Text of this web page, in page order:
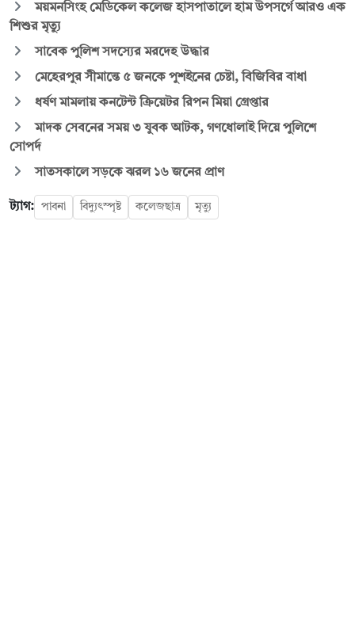
ময়মনসিংহ মেডিকেল কলেজ হাসপাতালে হাম উপসর্গে আরও এক
শিশুর মৃত্যু
সাবেক পুলিশ সদস্যের মরদেহ উদ্ধার
মেহেরপুর সীমান্তে ৫ জনকে পুশইনের চেষ্টা, বিজিবির বাধা
ধর্ষণ মামলায় কনটেন্ট ক্রিয়েটর রিপন মিয়া গ্রেপ্তার
মাদক সেবনের সময় ৩ যুবক আটক, গণধোলাই দিয়ে পুলিশে
সোপর্দ
সাতসকালে সড়কে ঝরল ১৬ জনের প্রাণ
ট্যাগ: পাবনা বিদ্যুৎস্পৃষ্ট কলেজছাত্র মৃত্যু